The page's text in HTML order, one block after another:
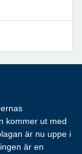
kommer ut med
är nu uppe i
är en